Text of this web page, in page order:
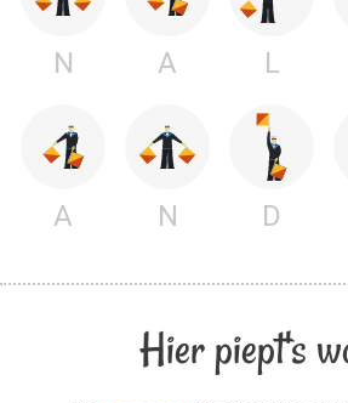
N A L
A N D
Hier piept's